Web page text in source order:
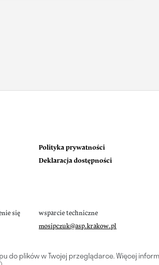
się
Polityka prywatności
Deklaracja dostępności
wsparcie techniczne
mosipczuk@asp.krakow.pl
do plików w Twojej przeglądarce. Więcej